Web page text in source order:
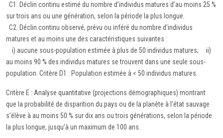
C1. Déclin continu estimé du nombre d’individus matures d’au moins 25 %
sur trois ans ou une génération, selon la période la plus longue.
C2. Déclin continu observé, prévu ou inféré du nombre d’individus
matures et au moins une des caractéristiques suivantes :
i) aucune sous-population estimée à plus de 50 individus matures; ii)
au moins 90 % des individus matures se trouvent dans une seule sous-
population. Critère D1 : Population estimée à < 50 individus matures.
Critère E : Analyse quantitative (projections démographiques) montrant
que la probabilité de disparition du pays ou de la planète à l’état sauvage
s’élève à au moins 50 % sur dix ans ou trois générations, selon la période
la plus longue, jusqu’à un maximum de 100 ans.